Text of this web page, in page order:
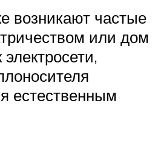
возникают частые
или дом
естественным